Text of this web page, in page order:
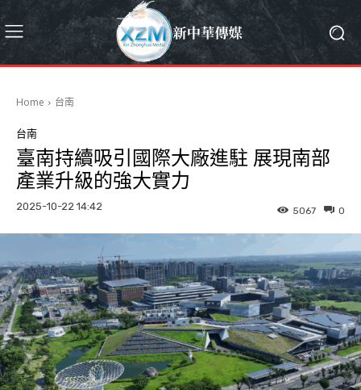
Home 台南
台南
臺南持續吸引國際大廠進駐 展現南部
產業升級的強大實力
2025-10-22 14:42 0
5067